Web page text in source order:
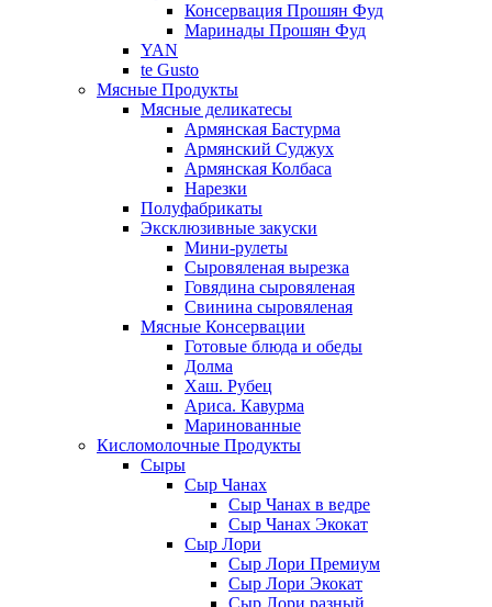
Консервация Прошян Фуд
Маринады Прошян Фуд
YAN
te Gusto
Мясные Продукты
Мясные деликатесы
Армянская Бастурма
Армянский Суджух
Армянская Колбаса
Нарезки
Полуфабрикаты
Эксклюзивные закуски
Мини-рулеты
Сыровяленая вырезка
Говядина сыровяленая
Свинина сыровяленая
Мясные Консервации
Готовые блюда и обеды
Долма
Хаш. Рубец
Ариса. Кавурма
Маринованные
Кисломолочные Продукты
Сыры
Сыр Чанах
Сыр Чанах в ведре
Сыр Чанах Экокат
Сыр Лори
Сыр Лори Премиум
Сыр Лори Экокат
Сыр Лори разный